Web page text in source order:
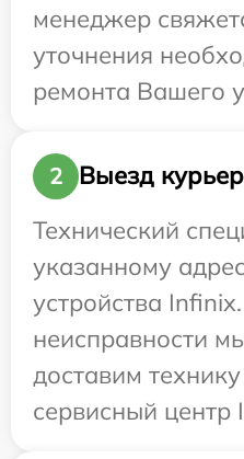
менеджер
уточнения
ремонта Вашего
2
Выезд
Технический
указанному
устройства
неисправности
доставим
сервисный центр